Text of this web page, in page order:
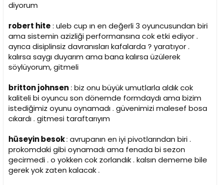
diyorum
robert hite: uleb cup ın en değerli 3 oyuncusundan biri
ama sistemin azizliği performansına cok etki ediyor .
ayrıca disiplinsiz davranısları kafalarda ? yaratıyor .
kalırsa saygı duyarım ama bana kalırsa üzülerek
söylüyorum, gitmeli
britton johnsen: biz onu büyük umutlarla aldık cok
kaliteli bi oyuncu son dönemde formdaydı ama bizim
istediğimiz oyunu oynamadı . güvenimizi malesef bosa
cıkardı . gitmesi taraftarıyım
hüseyin besok: avrupanın en iyi pivotlarından biri .
prokomdaki gibi oynamadı ama fenada bi sezon
gecirmedi . o yokken cok zorlandık . kalsın dememe bile
gerek yok zaten kalacak .